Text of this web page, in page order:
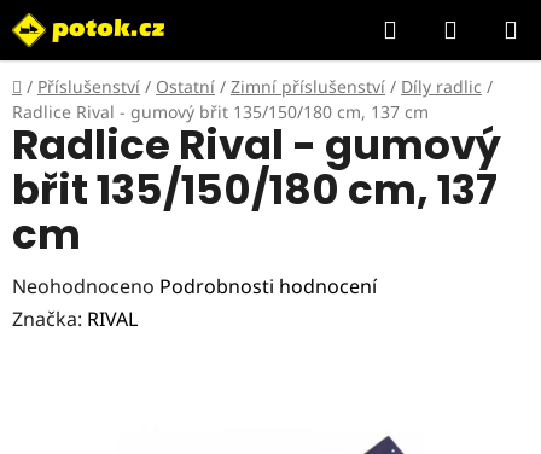
Přejít
na
obsah
Hledat
KOŠÍK
Domů
/ Příslušenství / Ostatní / Zimní příslušenství / Díly radlic /
Radlice Rival - gumový břit 135/150/180 cm, 137 cm
Radlice Rival - gumový
břit 135/150/180 cm, 137
cm
Průměrné
hodnocení
Neohodnoceno Podrobnosti hodnocení
Značka: RIVAL